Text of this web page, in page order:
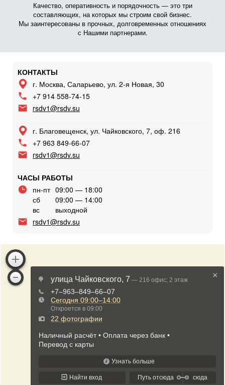
Качество, оперативность и порядочность — это три
составляющих, на которых мы строим свой бизнес.
Мы заинтересованы в прочных, долговременных отношениях
с Нашими партнерами.
КОНТАКТЫ
г. Москва, Саларьево, ул. 2-я Новая, 30
+7 914 558-74-15
rsdv1@rsdv.su
г. Благовещенск, ул. Чайковского, 7, оф. 216
+7 963 849-66-07
rsdv1@rsdv.su
ЧАСЫ РАБОТЫ
пн-пт 09:00 — 18:00
сб
09:00 — 14:00
вс
выходной
rsdv1@rsdv.su